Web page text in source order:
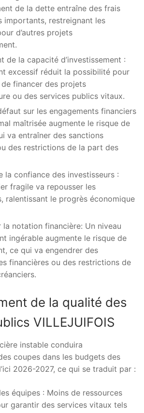
de la dette entraîne des frais
importants, restreignant les
d’autres projets
de la capacité d’investissement :
excessif réduit la possibilité pour
financer des projets
ou des services publics vitaux.
sur les engagements financiers
maîtrisée augmente le risque de
va entraîner des sanctions
des restrictions de la part des
la confiance des investisseurs :
fragile va repousser les
ralentissant le progrès économique
la notation financière: Un niveau
ingérable augmente le risque de
ce qui va engendrer des
financières ou des restrictions de
de la qualité des
VILLEJUIFOIS
instable conduira
coupes dans les budgets des
2026-2027, ce qui se traduit par :
équipes : Moins de ressources
garantir des services vitaux tels